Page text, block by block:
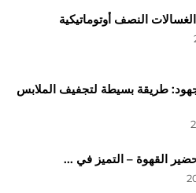
النصف أوتوماتيكية
طريقة بسيطة لتجفيف الملابس
القهوة – التميز في ...